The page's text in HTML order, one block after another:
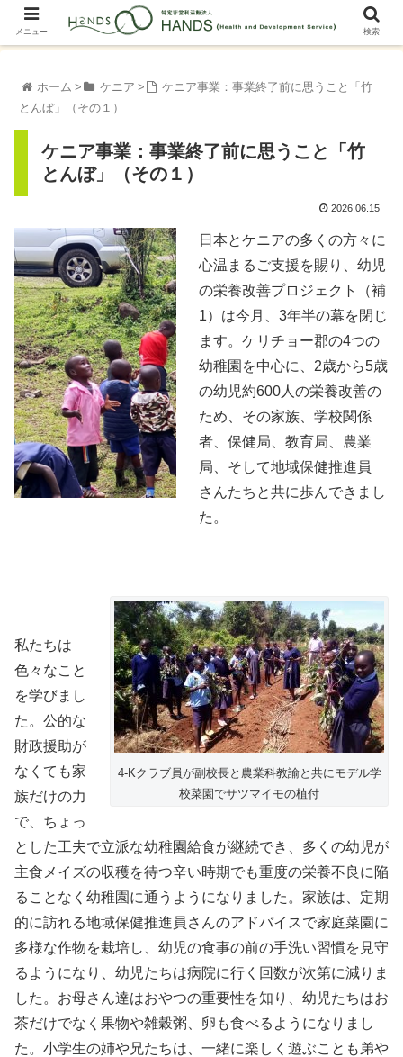
ホーム ケニア
ケニア事業：事業終了前に思うこと「竹
とんぼ」（その１）
ケニア事業：事業終了前に思うこと「竹
とんぼ」（その１）
2026.06.15
日本とケニアの多くの方々に
心温まるご支援を賜り、幼児
の栄養改善プロジェクト（補
1）は今月、3年半の幕を閉じ
ます。ケリチョー郡の4つの
幼稚園を中心に、2歳から5歳
の幼児約600人の栄養改善の
ため、その家族、学校関係
者、保健局、教育局、農業
局、そして地域保健推進員
さんたちと共に歩んできまし
た。
4-Kクラブ員が副校長と農業科教諭と共にモデル学
校菜園でサツマイモの植付
私たちは
色々なこと
を学びまし
た。公的な
財政援助が
なくても家
族だけの力
で、ちょっ
とした工夫で立派な幼稚園給食が継続でき、多くの幼児が
主食メイズの収穫を待つ辛い時期でも重度の栄養不良に陥
ることなく幼稚園に通うようになりました。家族は、定期
的に訪れる地域保健推進員さんのアドバイスで家庭菜園に
多様な作物を栽培し、幼児の食事の前の手洗い習慣を見守
るようになり、幼児たちは病院に行く回数が次第に減りま
した。お母さん達はおやつの重要性を知り、幼児たちはお
茶だけでなく果物や雑穀粥、卵も食べるようになりまし
た。小学生の姉や兄たちは、一緒に楽しく遊ぶことも弟や
メニュー 検索